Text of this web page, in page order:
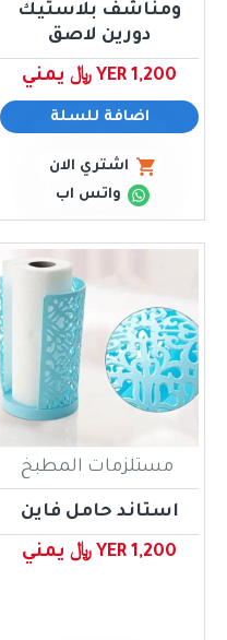
ومناشف بلاستيك
دورين لاصق
YER 1,200 ﷼ يمني
اضافة للسلة
اشتري الان
واتس اب
مستلزمات المطبخ
استاند حامل فاين
YER 1,200 ﷼ يمني